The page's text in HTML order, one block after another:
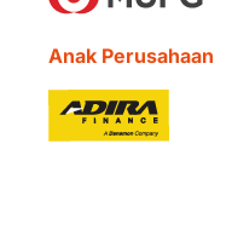
Anak Perusahaan